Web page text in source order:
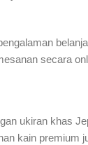
secara
ukiran khas
kain premium